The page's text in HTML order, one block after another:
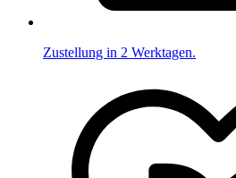
Zustellung in 2 Werktagen.